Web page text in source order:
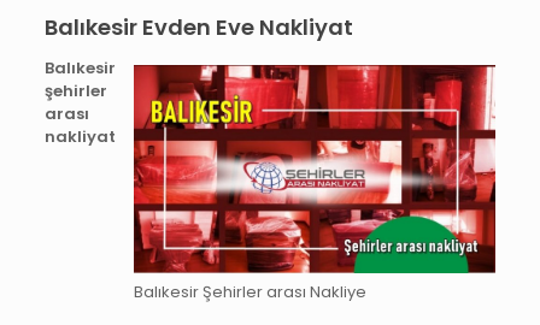
Balıkesir Evden Eve Nakliyat
Balıkesir Şehirler arası Nakliye
Balıkesir
şehirler
arası
nakliyat